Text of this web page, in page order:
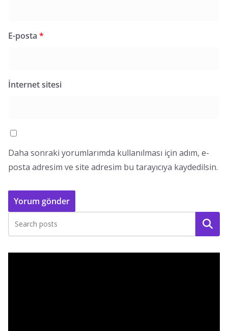
E-posta *
İnternet sitesi
Daha sonraki yorumlarımda kullanılması için adım, e-
posta adresim ve site adresim bu tarayıcıya kaydedilsin.
Ara